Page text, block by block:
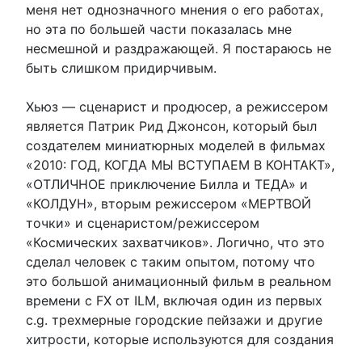
меня нет однозначного мнения о его работах,
но эта по большей части показалась мне
несмешной и раздражающей. Я постараюсь не
быть слишком придирчивым.
Хьюз — сценарист и продюсер, а режиссером
является Патрик Рид Джонсон, который был
создателем миниатюрных моделей в фильмах
«2010: ГОД, КОГДА МЫ ВСТУПАЕМ В КОНТАКТ»,
«ОТЛИЧНОЕ приключение Билла и ТЕДА» и
«КОЛДУН», вторым режиссером «МЕРТВОЙ
точки» и сценаристом/режиссером
«Космических захватчиков». Логично, что это
сделал человек с таким опытом, потому что
это большой анимационный фильм в реальном
времени с FX от ILM, включая один из первых
c.g. трехмерные городские пейзажи и другие
хитрости, которые используются для создания